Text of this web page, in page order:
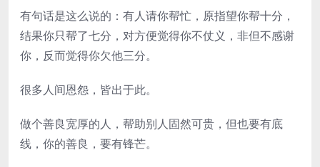
有句话是这么说的：有人请你帮忙，原指望你帮十分，
结果你只帮了七分，对方便觉得你不仗义，非但不感谢
你，反而觉得你欠他三分。
很多人间恩怨，皆出于此。
做个善良宽厚的人，帮助别人固然可贵，但也要有底
线，你的善良，要有锋芒。